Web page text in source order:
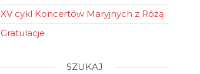
XV cykl Koncertów Maryjnych z Różą
Gratulacje
SZUKAJ